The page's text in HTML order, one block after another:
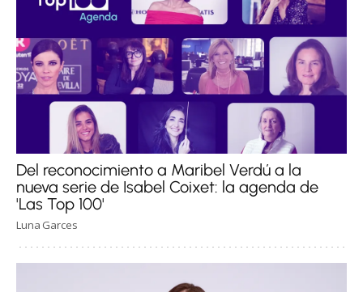
Del reconocimiento a Maribel Verdú a la
nueva serie de Isabel Coixet: la agenda de
'Las Top 100'
Luna Garces